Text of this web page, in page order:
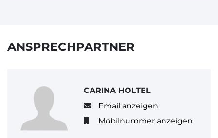
ANSPRECHPARTNER
CARINA HOLTEL
Email anzeigen
Mobilnummer anzeigen